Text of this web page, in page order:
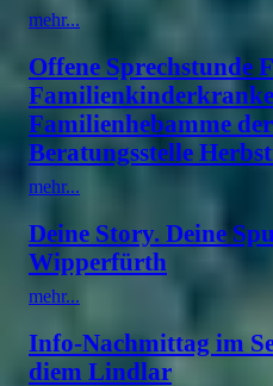
mehr...
Offene Sprechstunde
Familienhebamme
Beratungsstelle
mehr...
Deine Story. Deine
Wipperfürth
mehr...
Info-Nachmittag im
diem Lindlar